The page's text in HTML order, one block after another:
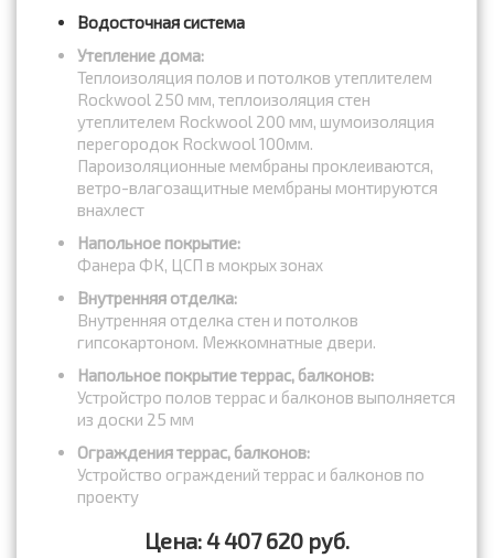
Водосточная система
Утепление дома:
Теплоизоляция полов и потолков утеплителем
Rockwool 250 мм, теплоизоляция стен
утеплителем Rockwool 200 мм, шумоизоляция
перегородок Rockwool 100мм.
Пароизоляционные мембраны проклеиваются,
ветро-влагозащитные мембраны монтируются
внахлест
Напольное покрытие:
Фанера ФК, ЦСП в мокрых зонах
Внутренняя отделка:
Внутренняя отделка стен и потолков
гипсокартоном. Межкомнатные двери.
Напольное покрытие террас, балконов:
Устройстро полов террас и балконов выполняется
из доски 25 мм
Ограждения террас, балконов:
Устройство ограждений террас и балконов по
проекту
Цена: 4 407 620 руб.